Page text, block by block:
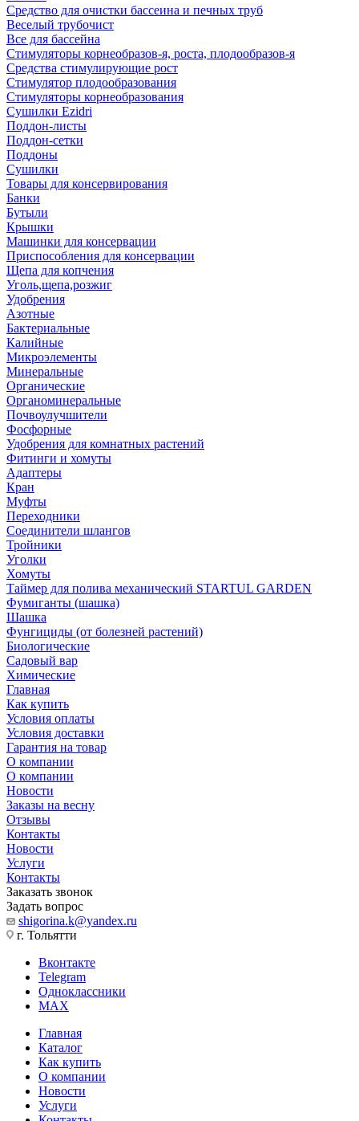
Средство для очистки бассеина и печных труб
Веселый трубочист
Все для бассейна
Стимуляторы корнеобразов-я, роста, плодообразов-я
Средства стимулирующие рост
Стимулятор плодообразования
Стимуляторы корнеобразования
Сушилки Ezidri
Поддон-листы
Поддон-сетки
Поддоны
Сушилки
Товары для консервирования
Банки
Бутыли
Крышки
Машинки для консервации
Приспособления для консервации
Щепа для копчения
Уголь,щепа,розжиг
Удобрения
Азотные
Бактериальные
Калийные
Микроэлементы
Минеральные
Органические
Органоминеральные
Почвоулучшители
Фосфорные
Удобрения для комнатных растений
Фитинги и хомуты
Адаптеры
Кран
Муфты
Переходники
Соединители шлангов
Тройники
Уголки
Хомуты
Таймер для полива механический STARTUL GARDEN
Фумиганты (шашка)
Шашка
Фунгициды (от болезней растений)
Биологические
Садовый вар
Химические
Главная
Как купить
Условия оплаты
Условия доставки
Гарантия на товар
О компании
О компании
Новости
Заказы на весну
Отзывы
Контакты
Новости
Услуги
Контакты
Заказать звонок
Задать вопрос
shigorina.k@yandex.ru
г. Тольятти
Вконтакте
Telegram
Одноклассники
MAX
Главная
Каталог
Как купить
О компании
Новости
Услуги